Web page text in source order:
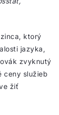
ktorý
jazyka,
zvyknutý
ceny služieb
žiť